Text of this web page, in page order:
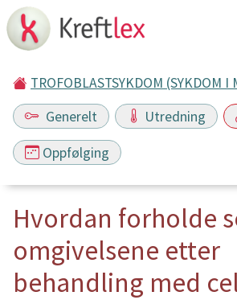
TROFOBLASTSYKDOM (SYKDOM I
Generelt
Utredning
Oppfølging
Hvordan forholde
omgivelsene etter
behandling med